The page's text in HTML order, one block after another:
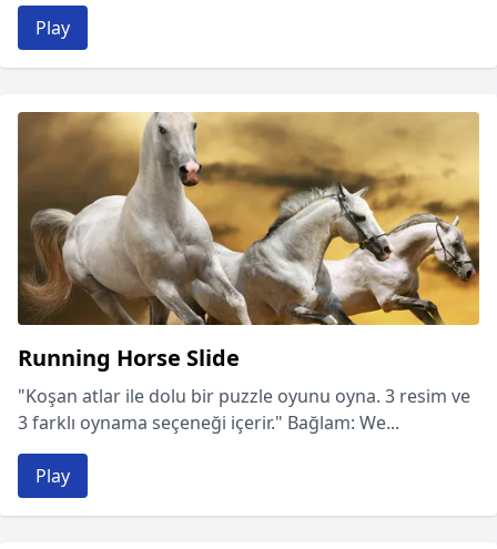
Play
Running Horse Slide
"Koşan atlar ile dolu bir puzzle oyunu oyna. 3 resim ve
3 farklı oynama seçeneği içerir." Bağlam: We...
Play